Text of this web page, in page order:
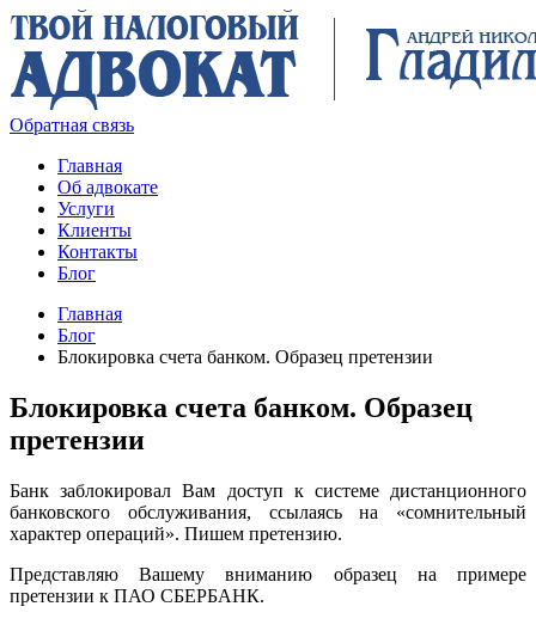
Обратная связь
Главная
Об адвокате
Услуги
Клиенты
Контакты
Блог
Главная
Блог
Блокировка счета банком. Образец претензии
Блокировка счета банком. Образец
претензии
Банк заблокировал Вам доступ к системе дистанционного
банковского обслуживания, ссылаясь на «сомнительный
характер операций». Пишем претензию.
Представляю Вашему вниманию образец на примере
претензии к ПАО СБЕРБАНК.